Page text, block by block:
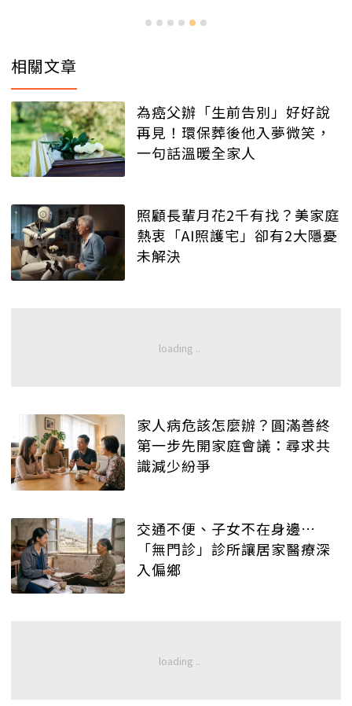
相關文章
為癌父辦「生前告別」好好說
再見！環保葬後他入夢微笑，
一句話溫暖全家人
照顧長輩月花2千有找？美家庭
熱衷「AI照護宅」卻有2大隱憂
未解決
家人病危該怎麼辦？圓滿善終
第一步先開家庭會議：尋求共
識減少紛爭
交通不便、子女不在身邊…
「無門診」診所讓居家醫療深
入偏鄉